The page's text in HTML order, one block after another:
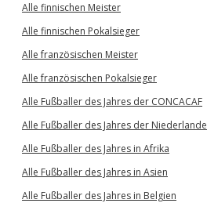
Alle finnischen Meister
Alle finnischen Pokalsieger
Alle französischen Meister
Alle französischen Pokalsieger
Alle Fußballer des Jahres der CONCACAF
Alle Fußballer des Jahres der Niederlande
Alle Fußballer des Jahres in Afrika
Alle Fußballer des Jahres in Asien
Alle Fußballer des Jahres in Belgien